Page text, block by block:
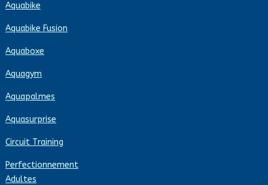
Aquabike
Aquabike Fusion
Aquaboxe
Aquagym
Aquapalmes
Aquasurprise
Circuit Training
Perfectionnement
Adultes